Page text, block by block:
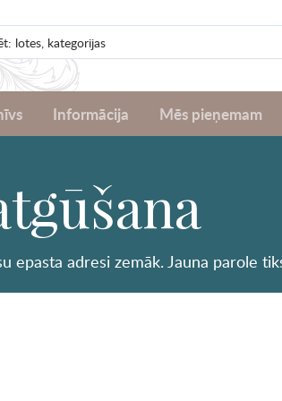
Informācija Mēs pieņemam
epasta adresi zemāk. Jauna parole